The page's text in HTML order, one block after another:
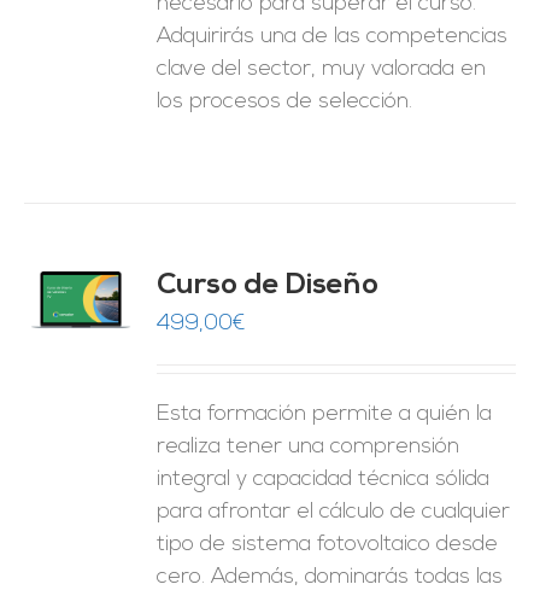
Adquirirás una de las competencias
clave del sector, muy valorada en
los procesos de selección.
Curso de Diseño
499,00€
Esta formación permite a quién la
realiza tener una comprensión
integral y capacidad técnica sólida
para afrontar el cálculo de cualquier
tipo de sistema fotovoltaico desde
cero. Además, dominarás todas las